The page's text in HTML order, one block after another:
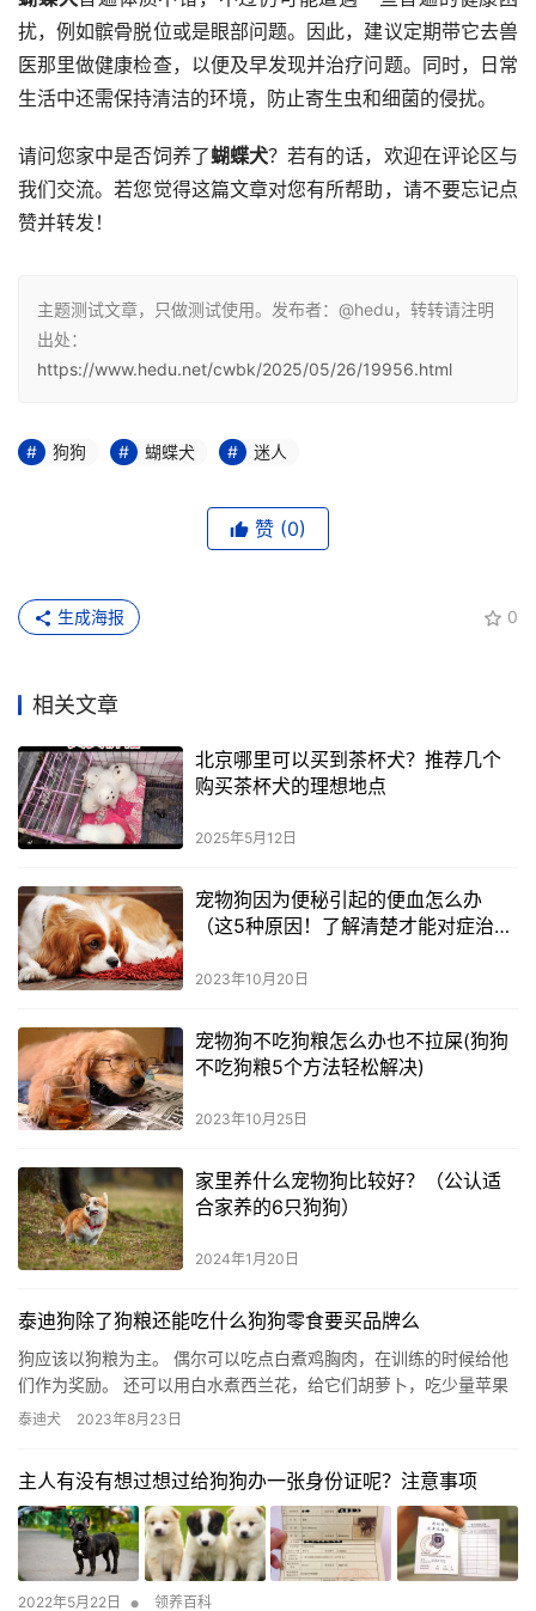
扰，例如髌骨脱位或是眼部问题。因此，建议定期带它去兽
医那里做健康检查，以便及早发现并治疗问题。同时，日常
生活中还需保持清洁的环境，防止寄生虫和细菌的侵扰。
请问您家中是否饲养了蝴蝶犬？若有的话，欢迎在评论区与
我们交流。若您觉得这篇文章对您有所帮助，请不要忘记点
赞并转发！
主题测试文章，只做测试使用。发布者：@hedu，转转请注明
出处：
https://www.hedu.net/cwbk/2025/05/26/19956.html
狗狗 蝴蝶犬 迷人
赞 (0)
0
生成海报
相关文章
北京哪里可以买到茶杯犬？推荐几个
购买茶杯犬的理想地点
2025年5月12日
宠物狗因为便秘引起的便血怎么办
（这5种原因！了解清楚才能对症治
2023年10月20日
宠物狗不吃狗粮怎么办也不拉屎(狗狗
不吃狗粮5个方法轻松解决)
2023年10月25日
家里养什么宠物狗比较好？（公认适
合家养的6只狗狗）
2024年1月20日
泰迪狗除了狗粮还能吃什么狗狗零食要买品牌么
狗应该以狗粮为主。 偶尔可以吃点白煮鸡胸肉，在训练的时候给他
们作为奖励。 还可以用白水煮西兰花，给它们胡萝卜，吃少量苹果
作为水果。 但有几种食物是狗狗绝对不能吃的：巧克力，会导致
泰迪犬 2023年8月23日
主人有没有想过想过给狗狗办一张身份证呢？注意事项
2022年5月22日 • 领养百科